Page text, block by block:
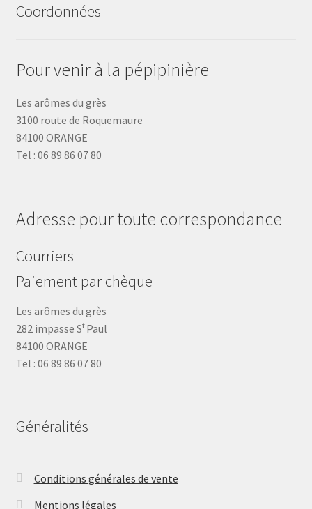
Coordonnées
Pour venir à la pépipinière
Les arômes du grès
3100 route de Roquemaure
84100 ORANGE
Tel : 06 89 86 07 80
Adresse pour toute correspondance
Courriers
Paiement par chèque
Les arômes du grès
282 impasse St Paul
84100 ORANGE
Tel : 06 89 86 07 80
Généralités
Conditions générales de vente
Mentions légales